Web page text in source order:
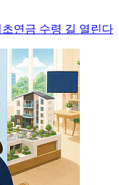
연금 수령 길 열린다